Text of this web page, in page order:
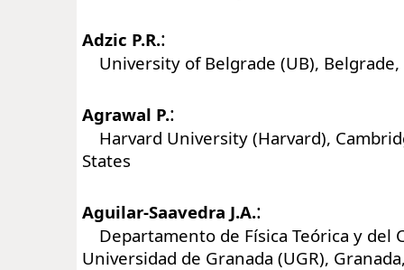
Adzic P.R.:
University of Belgrade (UB), Belgrade,
Agrawal P.:
Harvard University (Harvard),
States
Aguilar-Saavedra J.A.:
Departamento de Física Teórica y del
Universidad de Granada (UGR),